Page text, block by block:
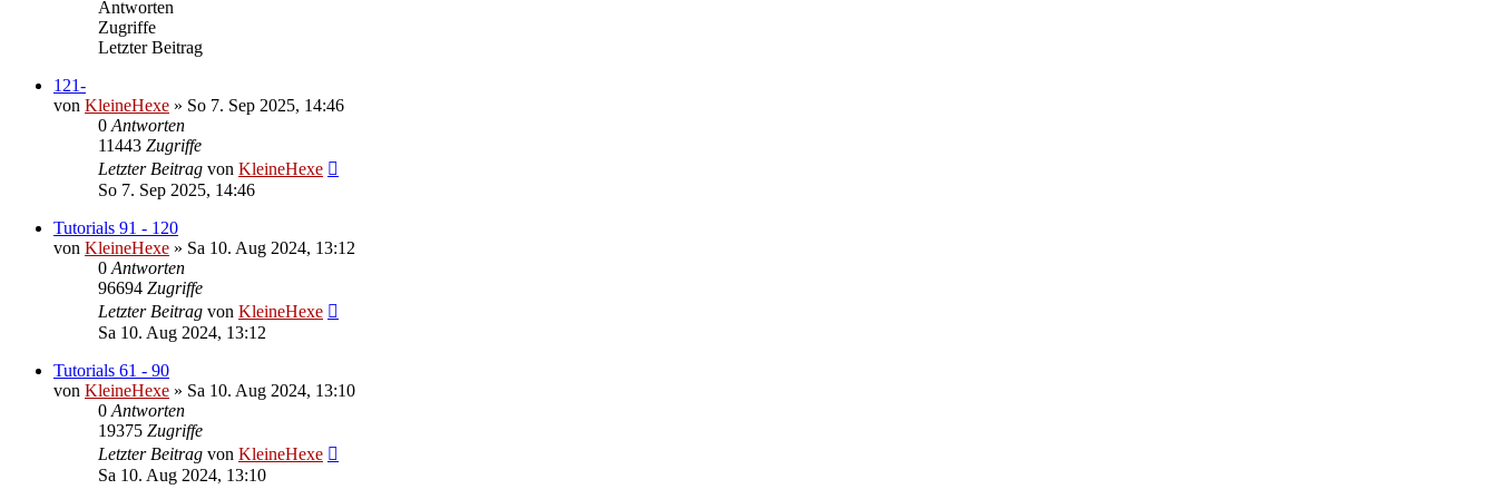
Antworten
Zugriffe
Letzter Beitrag
121-
von KleineHexe » So 7. Sep 2025, 14:46
0 Antworten
11443 Zugriffe
Letzter Beitrag von KleineHexe
So 7. Sep 2025, 14:46
Tutorials 91 - 120
von KleineHexe » Sa 10. Aug 2024, 13:12
0 Antworten
96694 Zugriffe
Letzter Beitrag von KleineHexe
Sa 10. Aug 2024, 13:12
Tutorials 61 - 90
von KleineHexe » Sa 10. Aug 2024, 13:10
0 Antworten
19375 Zugriffe
Letzter Beitrag von KleineHexe
Sa 10. Aug 2024, 13:10